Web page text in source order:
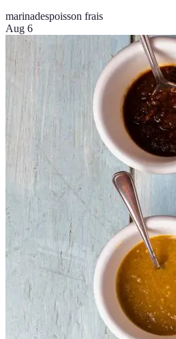
marinadespoisson frais
Aug 6